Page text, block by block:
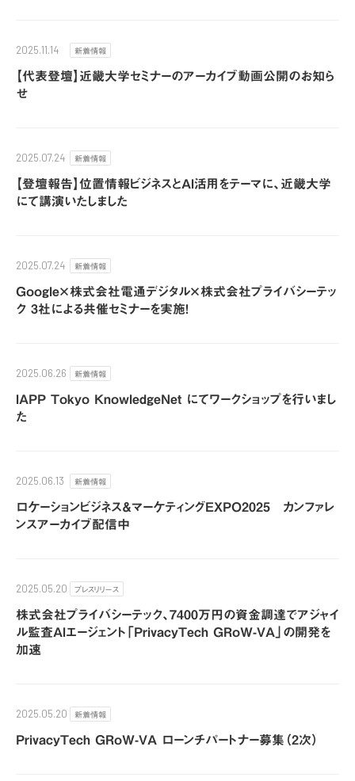
2025.11.14 新着情報
【代表登壇】近畿大学セミナーのアーカイブ動画公開のお知ら
せ
2025.07.24 新着情報
【登壇報告】位置情報ビジネスとAI活用をテーマに、近畿大学
にて講演いたしました
2025.07.24 新着情報
Google×株式会社電通デジタル×株式会社プライバシーテッ
ク 3社による共催セミナーを実施！
2025.06.26 新着情報
IAPP Tokyo KnowledgeNet にてワークショップを行いまし
た
2025.06.13 新着情報
​ロケーションビジネス＆マーケティングEXPO2025 カンファレ
ンスアーカイブ配信中
2025.05.20 プレスリリース
株式会社プライバシーテック、7400万円の資金調達でアジャイ
ル監査AIエージェント「PrivacyTech GRoW-VA」の開発を
加速
2025.05.20 新着情報
PrivacyTech GRoW-VA ローンチパートナー募集（2次）